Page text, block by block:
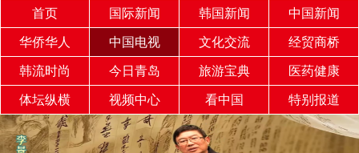
首页 国际新闻 韩国新闻 中国新闻
华侨华人 中国电视 文化交流 经贸商桥
韩流时尚 今日青岛 旅游宝典 医药健康
体坛纵横 视频中心 看中国 特别报道